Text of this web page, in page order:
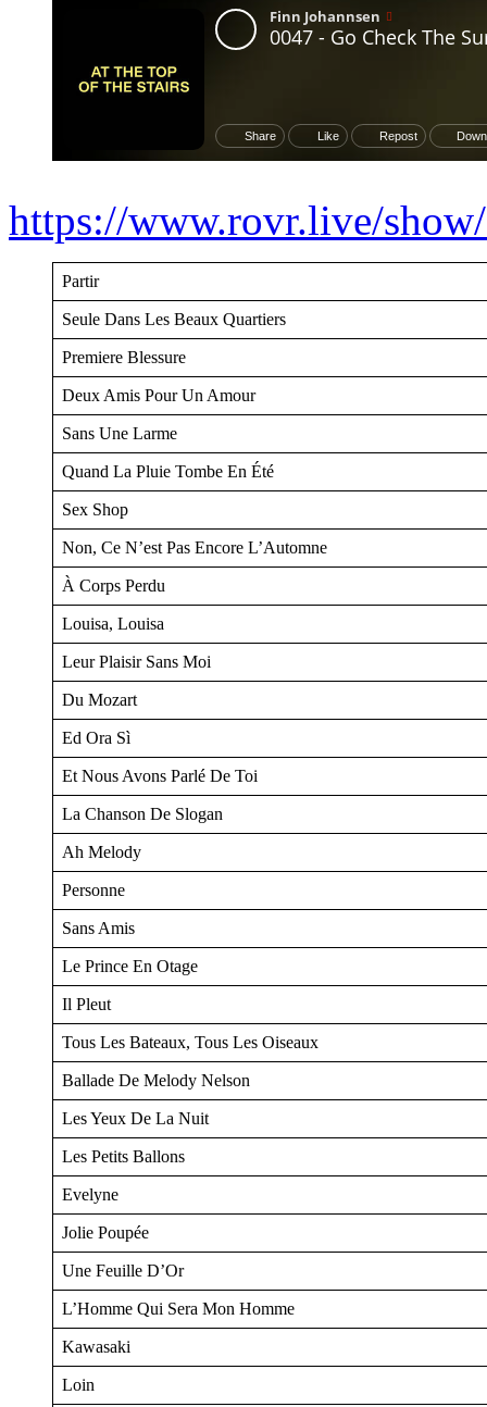
https://www.rovr.live/
Partir
Seule Dans Les Beaux Quartiers
Premiere Blessure
Deux Amis Pour Un Amour
Sans Une Larme
Quand La Pluie Tombe En Été
Sex Shop
Non, Ce N’est Pas Encore L’Automne
À Corps Perdu
Louisa, Louisa
Leur Plaisir Sans Moi
Du Mozart
Ed Ora Sì
Et Nous Avons Parlé De Toi
La Chanson De Slogan
Ah Melody
Personne
Sans Amis
Le Prince En Otage
Il Pleut
Tous Les Bateaux, Tous Les Oiseaux
Ballade De Melody Nelson
Les Yeux De La Nuit
Les Petits Ballons
Evelyne
Jolie Poupée
Une Feuille D’Or
L’Homme Qui Sera Mon Homme
Kawasaki
Loin